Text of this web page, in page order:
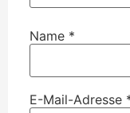
Name *
E-Mail-Adresse